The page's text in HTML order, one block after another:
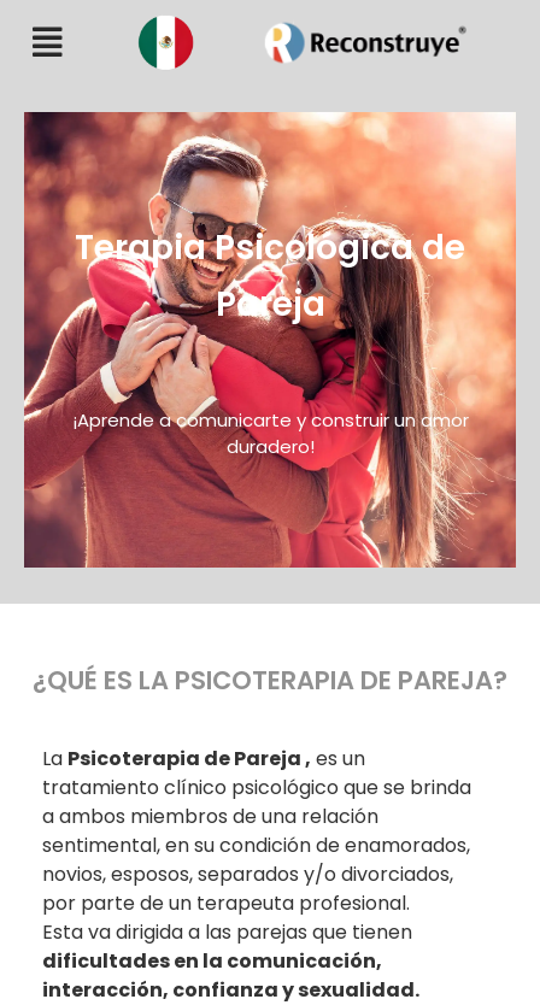
Terapia Psicológica de
Pareja
¡Aprende a comunicarte y construir un amor
duradero!
¿QUÉ ES LA PSICOTERAPIA DE PAREJA?
La Psicoterapia de Pareja , es un
tratamiento clínico psicológico que se brinda
a ambos miembros de una relación
sentimental, en su condición de enamorados,
novios, esposos, separados y/o divorciados,
por parte de un terapeuta profesional.
Esta va dirigida a las parejas que tienen
dificultades en la comunicación,
interacción, confianza y sexualidad.